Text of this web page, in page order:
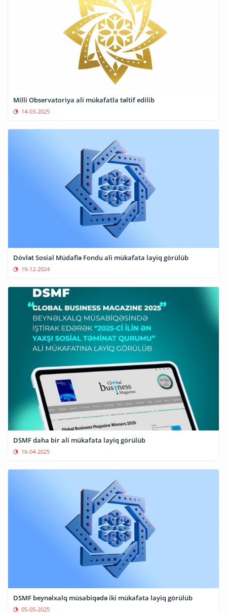
Milli Observatoriya ali mükafatla təltif edilib
14-03-2025
Dövlət Sosial Müdafiə Fondu ali mükafata layiq görülüb
19-12-2024
DSMF daha bir ali mükafata layiq görülüb
16-04-2025
DSMF beynəlxalq müsabiqədə iki mükafata layiq görülüb
05-05-2025